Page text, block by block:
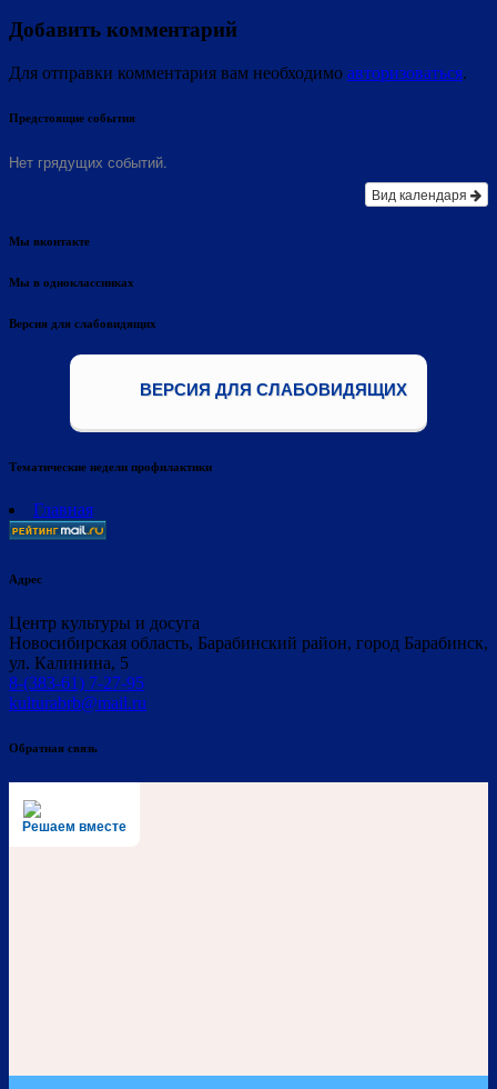
Добавить комментарий
Для отправки комментария вам необходимо авторизоваться.
Предстоящие события
Нет грядущих событий.
Вид календаря
Мы вконтакте
Мы в одноклассниках
Версия для слабовидящих
ВЕРСИЯ ДЛЯ СЛАБОВИДЯЩИХ
Тематические недели профилактики
Главная
Адрес
Центр культуры и досуга
Новосибирская область, Барабинский район, город Барабинск,
ул. Калинина, 5
8-(383-61) 7-27-95
kulturabrb@mail.ru
Обратная связь
Решаем вместе